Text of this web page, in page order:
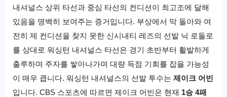
내셔널스 상위 타선과 중심 타선의 컨디션이 최고조에 달해
있음을 명백히 보여주는 증거입니다. 부상에서 막 돌아와 여
전히 제 컨디션을 찾지 못한 신시내티 레즈의 선발 닉 로돌로
를 상대로 워싱턴 내셔널스 타선은 경기 초반부터 활발하게
출루하며 주자를 쌓아나가며 대량 득점 기회를 잡을 가능성
이 매우 큽니다. 워싱턴 내셔널스의 선발 투수는제이크 어빈
입니다. CBS 스포츠에 따르면 제이크 어빈은 현재 1승 4패